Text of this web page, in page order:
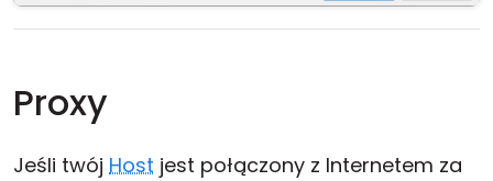
Proxy
Jeśli twój Host jest połączony z Internetem za